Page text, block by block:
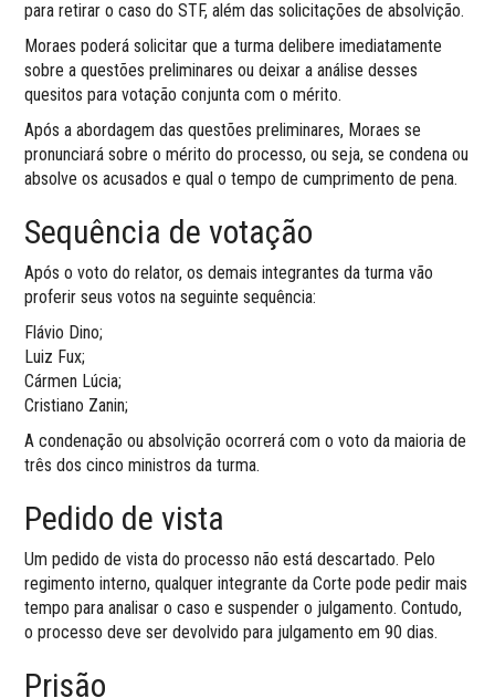
para retirar o caso do STF, além das solicitações de absolvição.
Moraes poderá solicitar que a turma delibere imediatamente
sobre a questões preliminares ou deixar a análise desses
quesitos para votação conjunta com o mérito.
Após a abordagem das questões preliminares, Moraes se
pronunciará sobre o mérito do processo, ou seja, se condena ou
absolve os acusados e qual o tempo de cumprimento de pena.
Sequência de votação
Após o voto do relator, os demais integrantes da turma vão
proferir seus votos na seguinte sequência:
Flávio Dino;
Luiz Fux;
Cármen Lúcia;
Cristiano Zanin;
A condenação ou absolvição ocorrerá com o voto da maioria de
três dos cinco ministros da turma.
Pedido de vista
Um pedido de vista do processo não está descartado. Pelo
regimento interno, qualquer integrante da Corte pode pedir mais
tempo para analisar o caso e suspender o julgamento. Contudo,
o processo deve ser devolvido para julgamento em 90 dias.
Prisão